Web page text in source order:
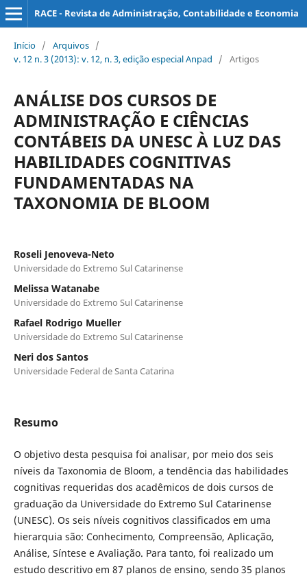
RACE - Revista de Administração, Contabilidade e Economia
Início / Arquivos /
v. 12 n. 3 (2013): v. 12, n. 3, edição especial Anpad
/ Artigos
ANÁLISE DOS CURSOS DE
ADMINISTRAÇÃO E CIÊNCIAS
CONTÁBEIS DA UNESC À LUZ DAS
HABILIDADES COGNITIVAS
FUNDAMENTADAS NA
TAXONOMIA DE BLOOM
Roseli Jenoveva-Neto
Universidade do Extremo Sul Catarinense
Melissa Watanabe
Universidade do Extremo Sul Catarinense
Rafael Rodrigo Mueller
Universidade do Extremo Sul Catarinense
Neri dos Santos
Universidade Federal de Santa Catarina
Resumo
O objetivo desta pesquisa foi analisar, por meio dos seis
níveis da Taxonomia de Bloom, a tendência das habilidades
cognitivas requeridas dos acadêmicos de dois cursos de
graduação da Universidade do Extremo Sul Catarinense
(UNESC). Os seis níveis cognitivos classificados em uma
hierarquia são: Conhecimento, Compreensão, Aplicação,
Análise, Síntese e Avaliação. Para tanto, foi realizado um
estudo descritivo em 87 planos de ensino, sendo 35 planos